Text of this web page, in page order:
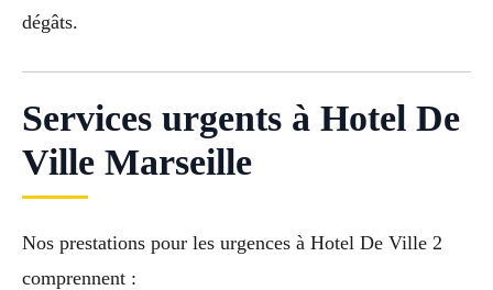
dégâts.
Services urgents à Hotel De
Ville Marseille
Nos prestations pour les urgences à Hotel De Ville 2
comprennent :